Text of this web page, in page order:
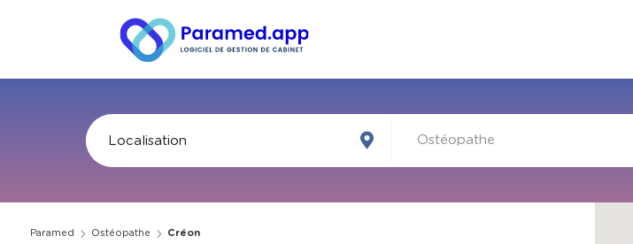
Paramed Ostéopathe Créon